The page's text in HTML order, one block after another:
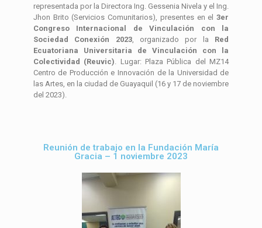
representada por la Directora Ing. Gessenia Nivela y el Ing.
Jhon Brito (Servicios Comunitarios), presentes en el3er
Congreso Internacional de Vinculación con la
Sociedad Conexión 2023, organizado por la Red
Ecuatoriana Universitaria de Vinculación con la
Colectividad (Reuvic). Lugar: Plaza Pública del MZ14
Centro de Producción e Innovación de la Universidad de
las Artes, en la ciudad de Guayaquil (16 y 17 de noviembre
del 2023).
Reunión de trabajo en la Fundación María
Gracia – 1 noviembre 2023